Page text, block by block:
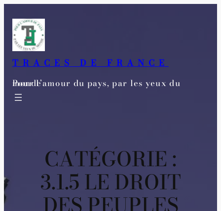
contenu
TRACES DE FRANCE
Pour l’amour du pays, par les yeux du monde
CATÉGORIE :
3.1.5 LE DROIT